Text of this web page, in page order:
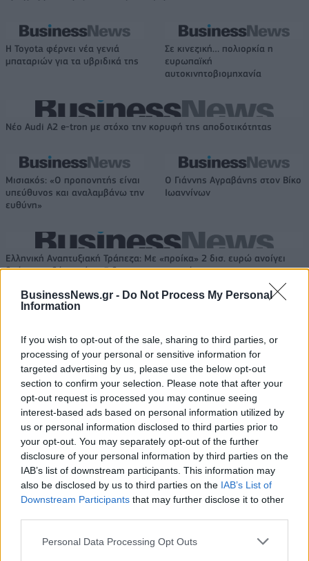
BusinessNews.gr - Do Not Process My Personal
Information
If you wish to opt-out of the sale, sharing to third parties, or
processing of your personal or sensitive information for
targeted advertising by us, please use the below opt-out
section to confirm your selection. Please note that after your
opt-out request is processed you may continue seeing
interest-based ads based on personal information utilized by
us or personal information disclosed to third parties prior to
your opt-out. You may separately opt-out of the further
disclosure of your personal information by third parties on the
IAB’s list of downstream participants. This information may
also be disclosed by us to third parties on the IAB’s List of
Downstream Participants that may further disclose it to other
Personal Data Processing Opt Outs
Η Toyota φέρνει νέα γενιά
μπαταριών για τα υβριδικά της
Σε κινεζική… πολιορκία η
ευρωπαϊκή
αυτοκινητοβιομηχανία
Νέο Audi A2 e-tron με στόχο την κορυφή της αποδοτικότητας
Μισιακός: «Ο προπονητής είναι
υπεύθυνος και αναλαμβάνω την
ευθύνη»
Ο Γιάννης Αγραβάνης στον Βίκο
Ιωαννίνων
Ελληνική Αναπτυξιακή Τράπεζα: Με «προίκα» 2 δισ. ευρώ ανοίγει
δρόμο για δάνεια έως 5 δισ. σε μικρομεσαίες
Β.Σ. Καρούλιας: Τζίρος 98,7
εκατ. ευρώ και αύξηση κερδών
57% - Τα νέα στοιχήματα σε
low & non alcohol
Deloitte Ελλάδος:
Χρηματοοικονομικός
σύμβουλος της ΔΕΗ για την
είσοδο στην πολωνική αγορά
ενέργειας
Η Chery επενδύει 75 εκατ. δολάρια στην KG Mobility
Το FIAT 500 Hybrid τώρα από
Ατρόμητος και Novibet
συνεργασίας τους μέχρι το